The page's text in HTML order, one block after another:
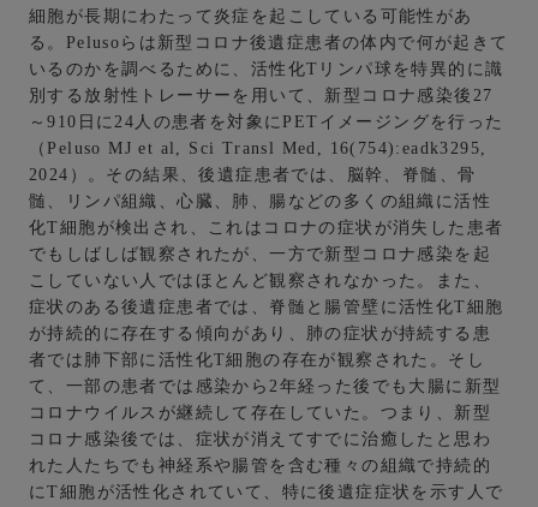
細胞が長期にわたって炎症を起こしている可能性があ
る。Pelusoらは新型コロナ後遺症患者の体内で何が起きて
いるのかを調べるために、活性化Tリンパ球を特異的に識
別する放射性トレーサーを用いて、新型コロナ感染後27
～910日に24人の患者を対象にPETイメージングを行った
（Peluso MJ et al, Sci Transl Med, 16(754):eadk3295,
2024）。その結果、後遺症患者では、脳幹、脊髄、骨
髄、リンパ組織、心臓、肺、腸などの多くの組織に活性
化T細胞が検出され、これはコロナの症状が消失した患者
でもしばしば観察されたが、一方で新型コロナ感染を起
こしていない人ではほとんど観察されなかった。また、
症状のある後遺症患者では、脊髄と腸管壁に活性化T細胞
が持続的に存在する傾向があり、肺の症状が持続する患
者では肺下部に活性化T細胞の存在が観察された。そし
て、一部の患者では感染から2年経った後でも大腸に新型
コロナウイルスが継続して存在していた。つまり、新型
コロナ感染後では、症状が消えてすでに治癒したと思わ
れた人たちでも神経系や腸管を含む種々の組織で持続的
にT細胞が活性化されていて、特に後遺症症状を示す人で